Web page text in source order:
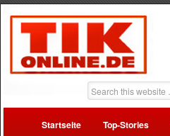
Startseite Top-Stories